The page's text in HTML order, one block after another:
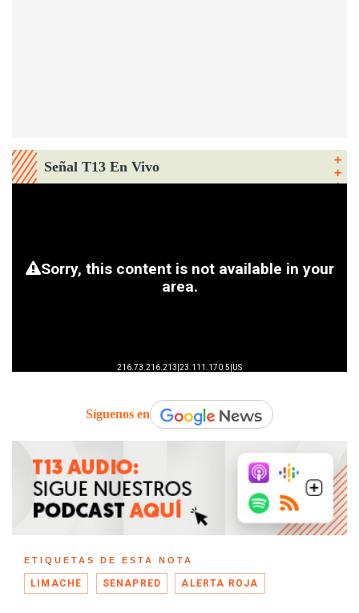
Señal T13 En Vivo
Síguenos en
ETIQUETAS DE ESTA NOTA
LIMACHE SENAPRED ALERTA ROJA